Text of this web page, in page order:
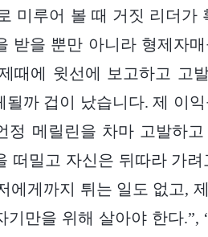
미루어 볼 때 거짓 리더가
받을 뿐만 아니라 형제자
때에 윗선에 보고하고 고
될까 겁이 났습니다. 제 이
정 메릴린을 차마 고발하
떠밀고 자신은 뒤따라 가
에게까지 튀는 일도 없고,
기만을 위해 살아야 한다